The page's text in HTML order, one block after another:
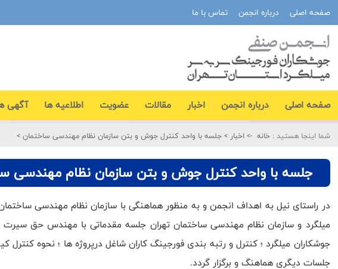
صفحه اصلی درباره انجمن تماس با ما
صفحه اصلی درباره انجمن اخبار مقالات عضویت اطلاعیه ها آگهی
شما اینجا هستید :خانه ->اخبار>جلسه با واحد کنترل جوش و بتن سازمان نظام مهندسی ساختمان>
جلسه با واحد کنترل جوش و بتن سازمان نظام مهندسی
میلگرد و سازمان نظام مهندسی ساختمان تهران جلسه مقدماتی با مهندس حق
جوشکاران میلگرد ؛ کنترل و رتبه بندی فورجینگ کاران شاغل درپروژه ها ؛ نحوه
جلسات دیگری هماهنگ و برگزار گردد.